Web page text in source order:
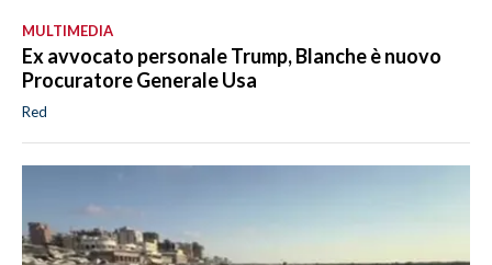
MULTIMEDIA
Ex avvocato personale Trump, Blanche è nuovo
Procuratore Generale Usa
Red